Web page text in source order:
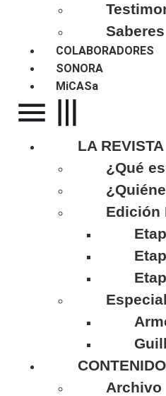
Saberes
COLABORADORES
SONORA
MiCASa
LA REVISTA
¿Qué
Edición
CONTENIDO
Archivo